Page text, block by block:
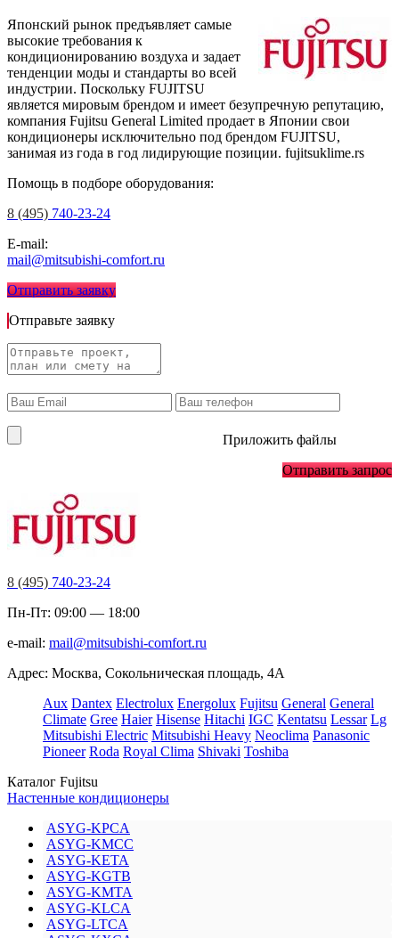
Японский рынок предъявляет самые
высокие требования к
кондиционированию воздуха и задает
тенденции моды и стандарты во всей
индустрии. Поскольку FUJITSU
является мировым брендом и имеет безупречную репутацию,
компания Fujitsu General Limited продает в Японии свои
кондиционеры исключительно под брендом FUJITSU,
занимая из года в год лидирующие позиции. fujitsuklime.rs
Помощь в подборе оборудования:
8 (495) 740-23-24
E-mail:
mail@mitsubishi-comfort.ru
Отправить заявку
Отправьте заявку
Приложить файлы
Отправить запрос
8 (495) 740-23-24
Пн-Пт: 09:00 — 18:00
e-mail: mail@mitsubishi-comfort.ru
Адрес: Москва, Сокольническая площадь, 4А
Aux Dantex Electrolux Energolux Fujitsu General General
Climate Gree Haier Hisense Hitachi IGC Kentatsu Lessar Lg
Mitsubishi Electric Mitsubishi Heavy Neoclima Panasonic
Pioneer Roda Royal Clima Shivaki Toshiba
Каталог Fujitsu
Настенные кондиционеры
ASYG-KPCA
ASYG-KMCC
ASYG-KETA
ASYG-KGTB
ASYG-KMTA
ASYG-KLCA
ASYG-LTCA